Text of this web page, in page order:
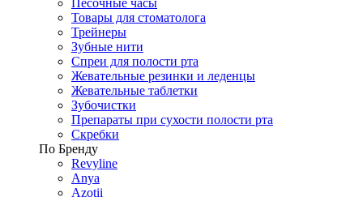
Песочные часы
Товары для стоматолога
Трейнеры
Зубные нити
Спреи для полости рта
Жевательные резинки и леденцы
Жевательные таблетки
Зубочистки
Препараты при сухости полости рта
Скребки
По Бренду
Revyline
Anya
Azotii